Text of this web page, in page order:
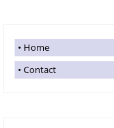
Home
Contact